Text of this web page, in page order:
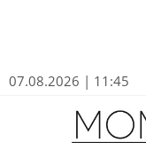
07.08.2026 | 11:45